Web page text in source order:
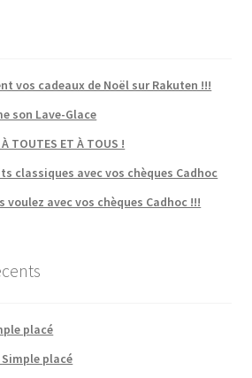
vos cadeaux de Noël sur Rakuten !!!
son Lave-Glace
TOUTES ET À TOUS !
classiques avec vos chèques Cadhoc
voulez avec vos chèques Cadhoc !!!
placé
Simple placé